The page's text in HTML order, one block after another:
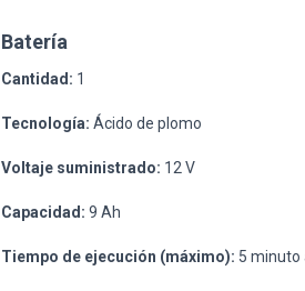
Batería
Cantidad: 1
Tecnología: Ácido de plomo
Voltaje suministrado: 12 V
Capacidad: 9 Ah
Tiempo de ejecución (máximo): 5 minuto